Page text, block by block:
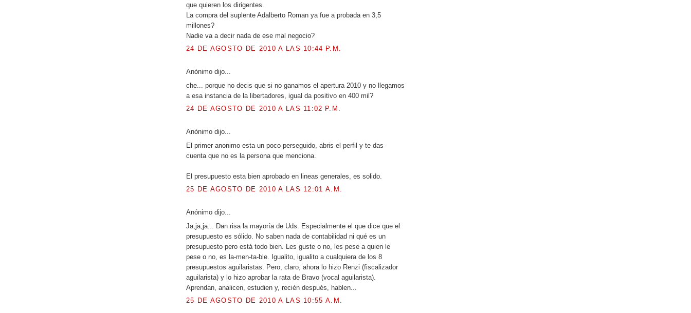
que quieren los dirigentes.
La compra del suplente Adalberto Roman ya fue a probada en 3,5
millones?
Nadie va a decir nada de ese mal negocio?
24 DE AGOSTO DE 2010 A LAS 10:44 P.M.
Anónimo dijo...
che... porque no decis que si no ganamos el apertura 2010 y no llegamos
a esa instancia de la libertadores, igual da positivo en 400 mil?
24 DE AGOSTO DE 2010 A LAS 11:02 P.M.
Anónimo dijo...
El primer anonimo esta un poco perseguido, abris el perfil y te das
cuenta que no es la persona que menciona.
El presupuesto esta bien aprobado en lineas generales, es solido.
25 DE AGOSTO DE 2010 A LAS 12:01 A.M.
Anónimo dijo...
Ja,ja,ja... Dan risa la mayoría de Uds. Especialmente el que dice que el
presupuesto es sólido. No saben nada de contabilidad ni qué es un
presupuesto pero está todo bien. Les guste o no, les pese a quien le
pese o no, es la-men-ta-ble. Igualito, igualito a cualquiera de los 8
presupuestos aguilaristas. Pero, claro, ahora lo hizo Renzi (fiscalizador
aguilarista) y lo hizo aprobar la rata de Bravo (vocal aguilarista).
Aprendan, analicen, estudien y, recién después, hablen...
25 DE AGOSTO DE 2010 A LAS 10:55 A.M.